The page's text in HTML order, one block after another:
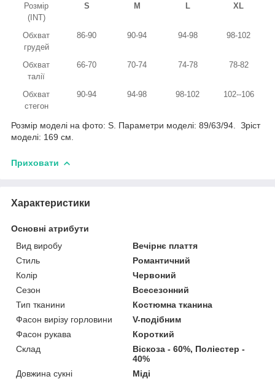
Розмір
(INT)
S M L XL
Обхват
грудей
86-90 90-94 94-98 98-102
Обхват
талії
66-70 70-74 74-78 78-82
Обхват
стегон
90-94 94-98 98-102 102--106
Розмір моделі на фото: S. Параметри моделі: 89/63/94. Зріст
моделі: 169 см.
Приховати
Характеристики
Основні атрибути
Вид виробу
Вечірнє плаття
Стиль
Романтичний
Колір
Червоний
Сезон
Всесезонний
Тип тканини
Костюмна тканина
Фасон вирізу горловини
V-подібним
Фасон рукава
Короткий
Склад
Віскоза - 60%, Поліестер -
40%
Довжина сукні
Міді